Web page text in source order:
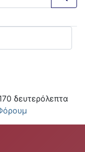
δευτερόλεπτα